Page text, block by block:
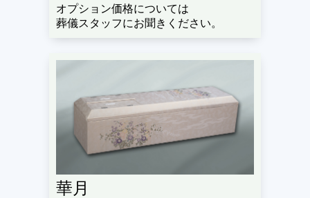
オプション価格については
葬儀スタッフにお聞きください。
華月